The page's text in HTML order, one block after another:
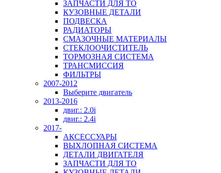
ЗАПЧАСТИ ДЛЯ ТО
КУЗОВНЫЕ ДЕТАЛИ
ПОДВЕСКА
РАДИАТОРЫ
СМАЗОЧНЫЕ МАТЕРИАЛЫ
СТЕКЛООЧИСТИТЕЛЬ
ТОРМОЗНАЯ СИСТЕМА
ТРАНСМИССИЯ
ФИЛЬТРЫ
2007-2012
Выберите двигатель
2013-2016
двиг.: 2.0i
двиг.: 2.4i
2017-
АКСЕССУАРЫ
ВЫХЛОПНАЯ СИСТЕМА
ДЕТАЛИ ДВИГАТЕЛЯ
ЗАПЧАСТИ ДЛЯ ТО